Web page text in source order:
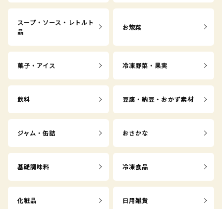
スープ・ソース・レトルト
品
お惣菜
菓子・アイス 冷凍野菜・果実
飲料 豆腐・納豆・おかず素材
ジャム・缶詰 おさかな
基礎調味料 冷凍食品
化粧品 日用雑貨